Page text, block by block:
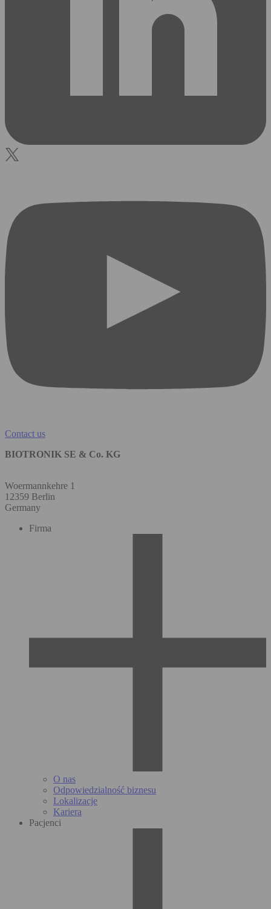
Contact us
BIOTRONIK SE & Co. KG
Woermannkehre 1
12359 Berlin
Germany
Firma
O nas
Odpowiedzialność biznesu
Lokalizacje
Kariera
Pacjenci